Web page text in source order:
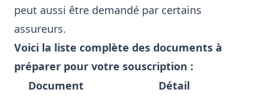
peut aussi être demandé par certains
assureurs.
Voici la liste complète des documents à
préparer pour votre souscription :
Document
Détail